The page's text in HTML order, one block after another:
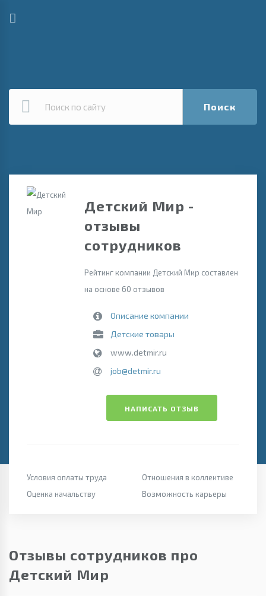
Поиск
Детский Мир -
отзывы
сотрудников
Рейтинг компании Детский Мир составлен
на основе 60 отзывов
Описание компании
Детские товары
www.detmir.ru
job@detmir.ru
НАПИСАТЬ ОТЗЫВ
Условия оплаты труда
Отношения в коллективе
Оценка начальству
Возможность карьеры
Отзывы сотрудников про
Детский Мир